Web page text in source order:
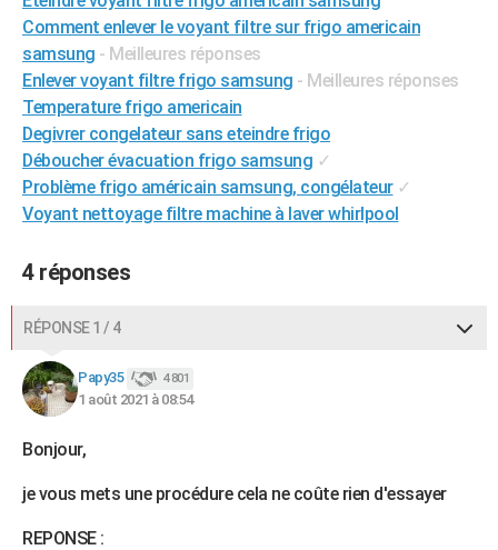
Service militaire
Avis de recherche
AVIS DE DÉCÈS
FORUM
Bricolage
Lifestyle
Culture
Sport
Auto
Television
Voyage
Cinema
Comment enlever le voyant filtre sur frigo americain
samsung - Meilleures réponses
Enlever voyant filtre frigo samsung - Meilleures réponses
Temperature frigo americain
Degivrer congelateur sans eteindre frigo
Déboucher évacuation frigo samsung ✓
Problème frigo américain samsung, congélateur ✓
Voyant nettoyage filtre machine à laver whirlpool
4 réponses
RÉPONSE 1 / 4
Papy35 4 801
1 août 2021 à 08:54
Bonjour,
je vous mets une procédure cela ne coûte rien d'essayer
REPONSE :